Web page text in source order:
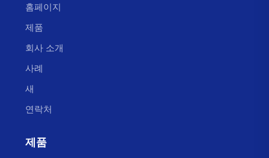
에너지 절약:
높은 에너지 변환 효율(소음, 가시광선 등 다른 형태의
에너지 손실 없음). 높은 열 흡수율(전면 가열, 넓은 흡수
면적)
가열:
가열이 안정적이고 균일하며, 열이 적외선 복사를 통해
적용 범위가 넓고 수명이 길음(이 데이터는 평균값이며
홈페이지
제품
회사 소개
사례
새
연락처
제품